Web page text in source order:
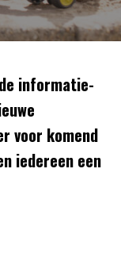
informatie-
voor komend
iedereen een